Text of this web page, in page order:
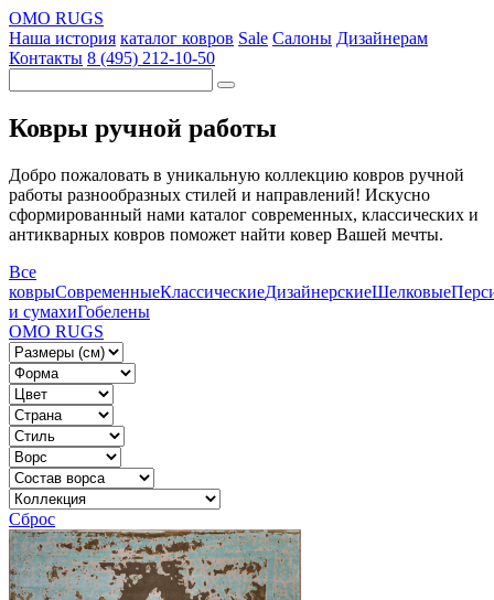
OMO RUGS
Наша история каталог ковров Sale Салоны Дизайнерам
Контакты 8 (495) 212-10-50
Ковры ручной работы
Добро пожаловать в уникальную коллекцию ковров ручной
работы разнообразных стилей и направлений! Искусно
сформированный нами каталог современных, классических и
антикварных ковров поможет найти ковер Вашей мечты.
Все
коврыСовременныеКлассическиеДизайнерскиеШелковые
и сумахиГобелены
OMO RUGS
Сброс